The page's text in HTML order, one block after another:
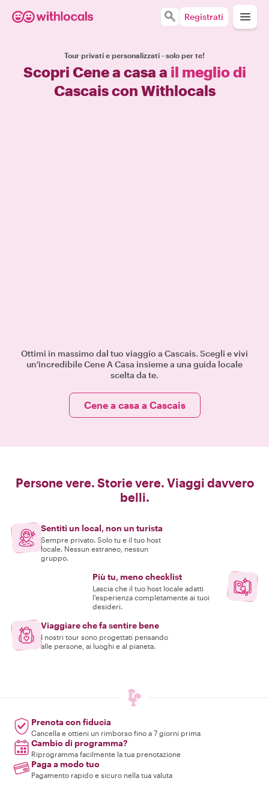
Registrati
Tour privati e personalizzati - solo per te!
Scopri Cene a casa a il meglio di
Cascais con Withlocals
Ottimi in massimo dal tuo viaggio a Cascais. Scegli e vivi
un'incredibile Cene A Casa insieme a una guida locale
scelta da te.
Cene a casa a Cascais
Persone vere. Storie vere. Viaggi davvero
belli.
Sentiti un local, non un turista
Sempre privato. Solo tu e il tuo host
locale. Nessun estraneo, nessun
gruppo.
Più tu, meno checklist
Lascia che il tuo host locale adatti
l'esperienza completamente ai tuoi
desideri.
Viaggiare che fa sentire bene
I nostri tour sono progettati pensando
alle persone, ai luoghi e al pianeta.
Prenota con fiducia
Cancella e ottieni un rimborso fino a 7 giorni prima
Cambio di programma?
Riprogramma facilmente la tua prenotazione
Paga a modo tuo
Pagamento rapido e sicuro nella tua valuta